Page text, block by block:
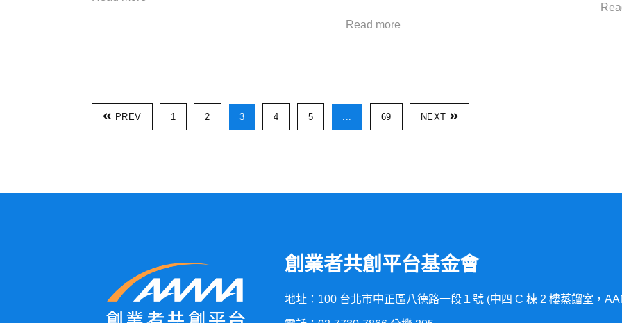
Read more
PREV 1 2 3 4 5 69 NEXT
創業者共創平台基金會
地址：100 台北市中正區八德路一段１號 (中四 C 棟 2 樓蒸餾室，